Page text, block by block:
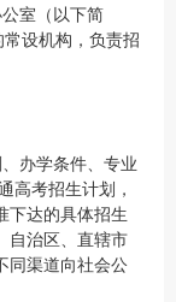
室（以下简
设机构，负责招
办学条件、专业
高考招生计划，
下达的具体招生
自治区、直辖市
同渠道向社会公